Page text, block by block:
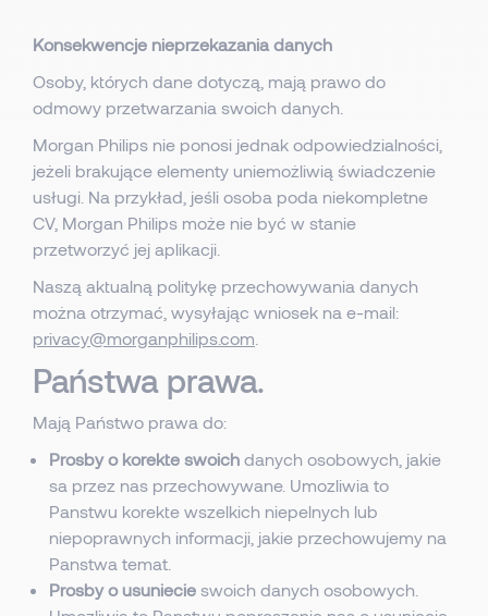
Konsekwencje nieprzekazania danych
Osoby, których dane dotyczą, mają prawo do
odmowy przetwarzania swoich danych.
Morgan Philips nie ponosi jednak odpowiedzialności,
jeżeli brakujące elementy uniemożliwią świadczenie
usługi. Na przykład, jeśli osoba poda niekompletne
CV, Morgan Philips może nie być w stanie
przetworzyć jej aplikacji.
Naszą aktualną politykę przechowywania danych
można otrzymać, wysyłając wniosek na e-mail:
privacy@morganphilips.com
Państwa prawa.
Mają Państwo prawa do:
Prosby o korekte swoich danych osobowych, jakie
sa przez nas przechowywane. Umozliwia to
Panstwu korekte wszelkich niepelnych lub
niepoprawnych informacji, jakie przechowujemy na
Panstwa temat.
Prosby o usuniecie swoich danych osobowych.